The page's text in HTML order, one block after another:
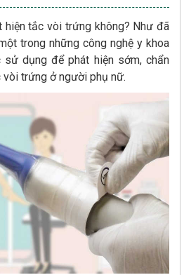
hiện tắc vòi trứng không? Như đã
trong những công nghệ y khoa
dụng để phát hiện sớm, chẩn
vòi trứng ở người phụ nữ.